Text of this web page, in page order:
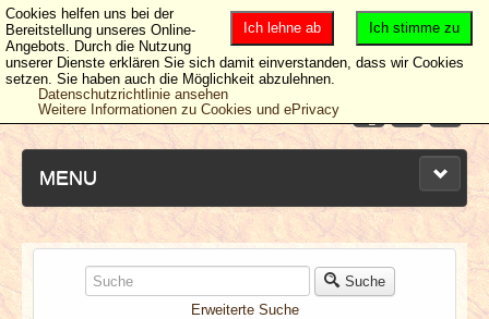
MENU
NEUESTE ARTIKEL
Suche
Erweiterte Suche
Ich stimme zu
Ich lehne ab
Cookies helfen uns bei der
Bereitstellung unseres Online-
Angebots. Durch die Nutzung
unserer Dienste erklären Sie sich damit einverstanden, dass wir Cookies
setzen. Sie haben auch die Möglichkeit abzulehnen.
Datenschutzrichtlinie ansehen
Weitere Informationen zu Cookies und ePrivacy